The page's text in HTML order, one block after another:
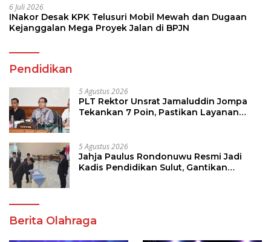
6 Juli 2026
INakor Desak KPK Telusuri Mobil Mewah dan Dugaan
Kejanggalan Mega Proyek Jalan di BPJN
Pendidikan
5 Agustus 2026
PLT Rektor Unsrat Jamaluddin Jompa
Tekankan 7 Poin, Pastikan Layanan
5 Agustus 2026
Jahja Paulus Rondonuwu Resmi Jadi
Kadis Pendidikan Sulut, Gantikan
Berita Olahraga